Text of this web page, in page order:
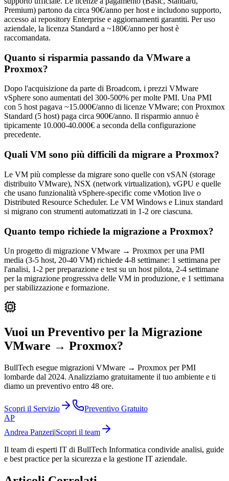
Premium) partono da circa 90€/anno per host e includono supporto,
accesso ai repository Enterprise e aggiornamenti garantiti. Per uso
aziendale, la licenza Standard a ~180€/anno per host è
raccomandata.
Quanto si risparmia passando da VMware a
Proxmox?
Dopo l'acquisizione da parte di Broadcom, i prezzi VMware
vSphere sono aumentati del 300-500% per molte PMI. Una PMI
con 5 host pagava ~15.000€/anno di licenze VMware; con Proxmox
Standard (5 host) paga circa 900€/anno. Il risparmio annuo è
tipicamente 10.000-40.000€ a seconda della configurazione
precedente.
Quali VM sono più difficili da migrare a Proxmox?
Le VM più complesse da migrare sono quelle con vSAN (storage
distribuito VMware), NSX (network virtualization), vGPU e quelle
che usano funzionalità vSphere-specific come vMotion live o
Distributed Resource Scheduler. Le VM Windows e Linux standard
si migrano con strumenti automatizzati in 1-2 ore ciascuna.
Quanto tempo richiede la migrazione a Proxmox?
Un progetto di migrazione VMware → Proxmox per una PMI
media (3-5 host, 20-40 VM) richiede 4-8 settimane: 1 settimana per
l'analisi, 1-2 per preparazione e test su un host pilota, 2-4 settimane
per la migrazione progressiva delle VM in produzione, e 1 settimana
per stabilizzazione e formazione.
Vuoi un Preventivo per la Migrazione
VMware → Proxmox?
BullTech esegue migrazioni VMware → Proxmox per PMI
lombarde dal 2024. Analizziamo gratuitamente il tuo ambiente e ti
diamo un preventivo entro 48 ore.
Scopri il Servizio
Preventivo Gratuito
AP
Andrea Panzeri|Scopri il team
Il team di esperti IT di BullTech Informatica condivide analisi, guide
e best practice per la sicurezza e la gestione IT aziendale.